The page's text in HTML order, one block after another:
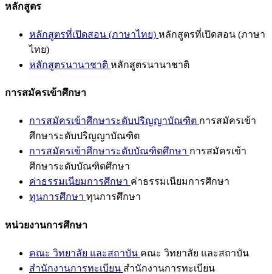
หลักสูตร
หลักสูตรที่เปิดสอน (ภาษาไทย) หลักสูตรที่เปิดสอน (ภาษา
ไทย)
หลักสูตรนานาชาติ หลักสูตรนานาชาติ
การสมัครเข้าศึกษา
การสมัครเข้าศึกษาระดับปริญญาบัณฑิต การสมัครเข้า
ศึกษาระดับปริญญาบัณฑิต
การสมัครเข้าศึกษาระดับบัณฑิตศึกษา การสมัครเข้า
ศึกษาระดับบัณฑิตศึกษา
ค่าธรรมเนียมการศึกษา ค่าธรรมเนียมการศึกษา
ทุนการศึกษา ทุนการศึกษา
หน่วยงานการศึกษา
คณะ วิทยาลัย และสถาบัน คณะ วิทยาลัย และสถาบัน
สำนักงานการทะเบียน สำนักงานการทะเบียน